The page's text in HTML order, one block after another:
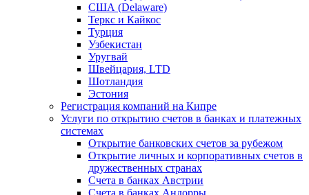
США (Delaware)
Теркс и Кайкос
Турция
Узбекистан
Уругвай
Швейцария, LTD
Шотландия
Эстония
Регистрация компаний на Кипре
Услуги по открытию счетов в банках и платежных
системах
Открытие банковских счетов за рубежом
Открытие личных и корпоративных счетов в
дружественных странах
Счета в банках Австрии
Счета в банках Андорры